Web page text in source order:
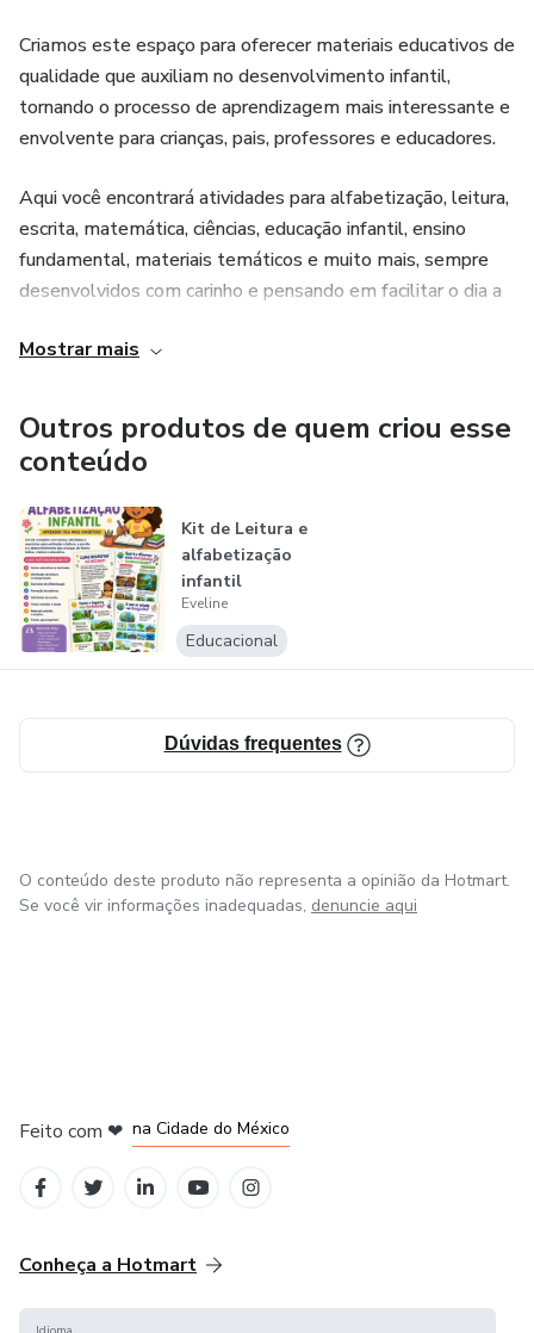
Criamos este espaço para oferecer materiais educativos de
qualidade que auxiliam no desenvolvimento infantil,
tornando o processo de aprendizagem mais interessante e
envolvente para crianças, pais, professores e educadores.
Aqui você encontrará atividades para alfabetização, leitura,
escrita, matemática, ciências, educação infantil, ensino
fundamental, materiais temáticos e muito mais, sempre
desenvolvidos com carinho e pensando em facilitar o dia a
acessíveis, para que toda criança tenha a oportunidade de
aprender de forma significativa e prazerosa.
Esperamos que nossos materiais façam parte da sua
jornada e contribuam para transformar o aprendizado em
uma experiência inesquecível.
Seja muito bem-vindo(a)! 💛
Mostrar mais
Outros produtos de quem criou esse
conteúdo
Kit de Leitura e
alfabetização
infantil
Eveline
Educacional
Dúvidas frequentes
O conteúdo deste produto não representa a opinião da Hotmart.
Se você vir informações inadequadas, denuncie aqui
Feito com ❤ na Cidade do México
Conheça a Hotmart